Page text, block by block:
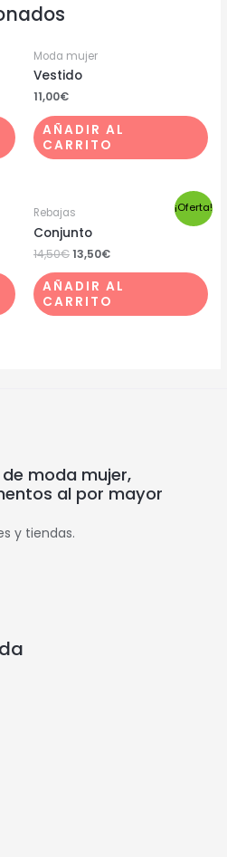
Moda mujer
Vestido
11,00€
AÑADIR AL
CARRITO
¡Oferta!
Rebajas
Conjunto
14,50€13,50€
AÑADIR AL
CARRITO
moda mujer,
al por mayor
y tiendas.